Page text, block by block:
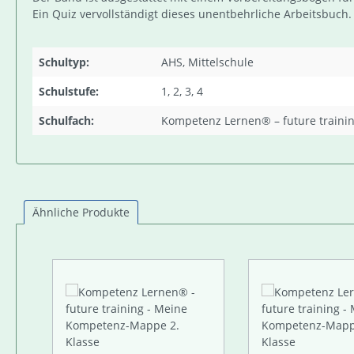
Ein Quiz vervollständigt dieses unentbehrliche Arbeitsbuch.
Schultyp:
AHS, Mittelschule
Schulstufe:
1, 2, 3, 4
Schulfach:
Kompetenz Lernen® – future
Ähnliche Produkte